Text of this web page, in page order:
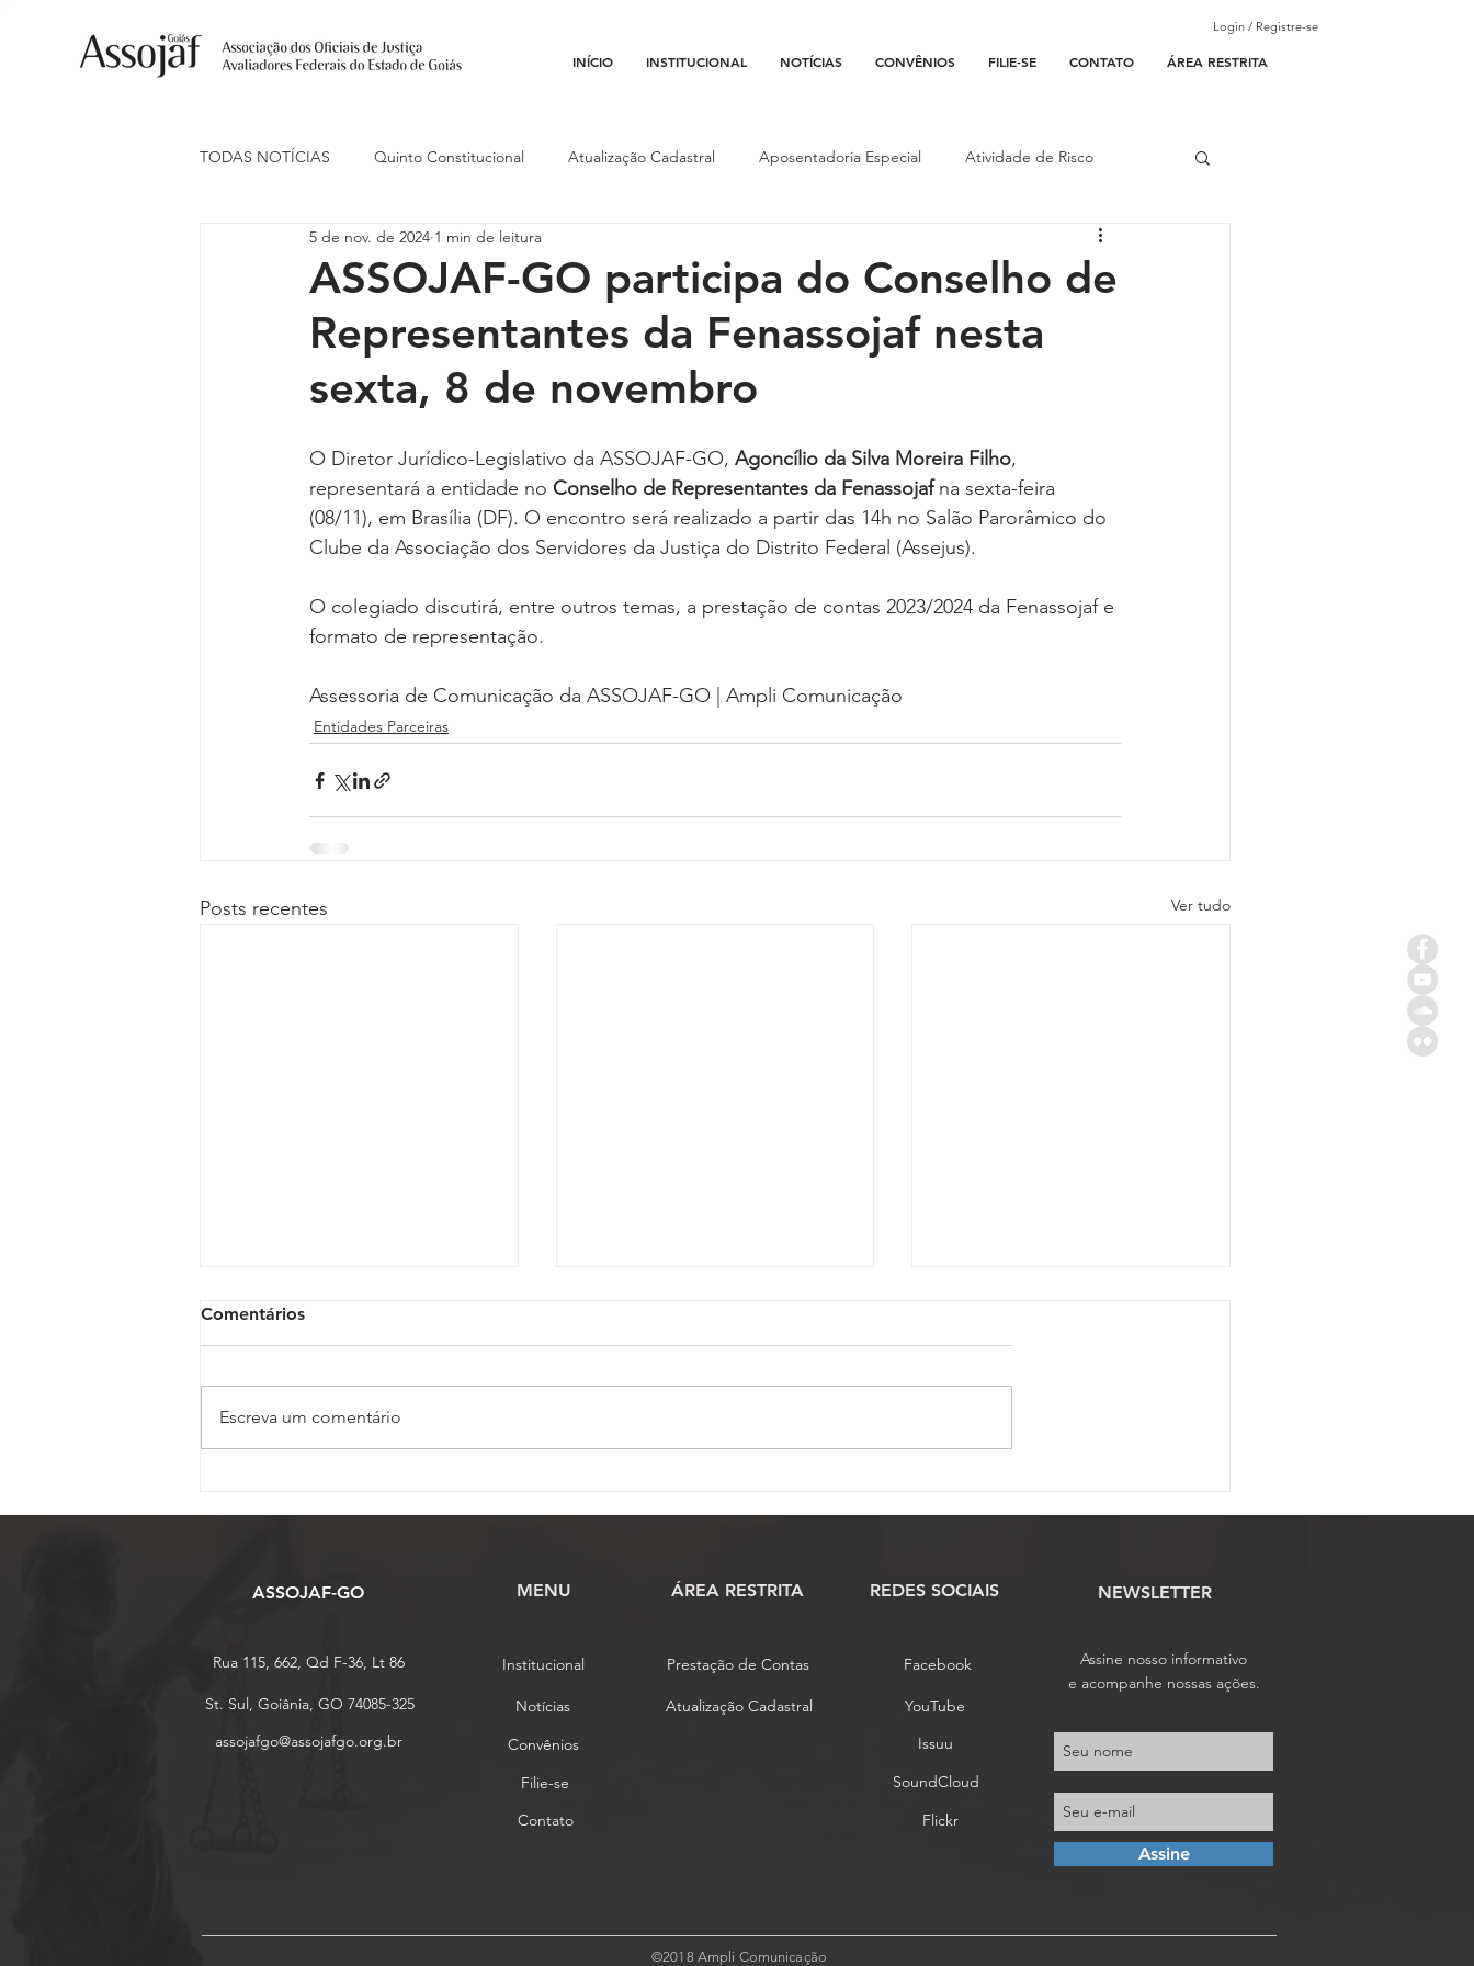
INÍCIO INSTITUCIONAL NOTÍCIAS CONVÊNIOS FILIE-SE CONTATO ÁREA RESTRITA
Login / Registre-se
TODAS NOTÍCIAS Quinto Constitucional Atualização Cadastral Aposentadoria Especial Atividade de Risco
Ações Judiciais Carreira Conojaf
Indenização de Transporte Isenção Fiscal Justiça do Trabalho Justiça Federal
Reforma da Previdência Categoria sem título Dossiê Opinião Reforma Administrativa Covid-19
Desjudicialização Cultural
ASSOJAF-GO participa do Conselho de
Representantes da Fenassojaf nesta
sexta, 8 de novembro
5 de nov. de 2024 1 min de leitura
O Diretor Jurídico-Legislativo da ASSOJAF-GO, Agoncílio da Silva Moreira Filho,
representará a entidade no Conselho de Representantes da Fenassojaf na sexta-feira
(08/11), em Brasília (DF). O encontro será realizado a partir das 14h no Salão Parorâmico do
Clube da Associação dos Servidores da Justiça do Distrito Federal (Assejus).
O colegiado discutirá, entre outros temas, a prestação de contas 2023/2024 da Fenassojaf e
formato de representação.
Assessoria de Comunicação da ASSOJAF-GO | Ampli Comunicação
Entidades Parceiras
Posts recentes Ver tudo
associados para Assembleia
Plenária da Fenajufe
eleição da Fenassojaf
prazo para inscrição de
Comentários
Escreva um comentário
ASSOJAF-GO MENU ​ÁREA RESTRITA REDES SOCIAIS NEWSLETTER
Rua 115, 662, Qd F-36, Lt 86
St. Sul, Goiânia, GO 74085-325
assojafgo@assojafgo.org.br
Institucional
Notícias
Prestação de Contas
Atualização Cadastral
Convênios
Filie-se
Contato
Facebook
YouTube
Issuu
SoundCloud
Flickr
Assine
Assine nosso informativo
e acompanhe nossas ações.
©2018 Ampli Comunicação